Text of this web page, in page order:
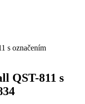
s označením
QST-811 s